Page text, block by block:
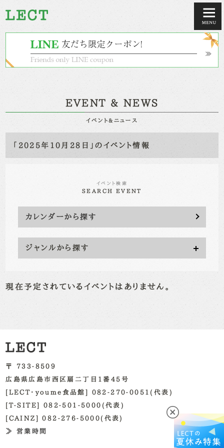
EVENT & NEWS
イベント&ニュース
「2025年10月28日」のイベント情報
イベント検索
SEARCH EVENT
カレンダーから探す
ジャンルから探す
現在予定されているイベントはありません。
〒 733-8509
広島県広島市西区扇二丁目1番45号
[LECT・youme食品館] 082-270-0051(代表)
[T-SITE] 082-501-5000(代表)
[CAINZ] 082-276-5000(代表)
≫ 営業時間